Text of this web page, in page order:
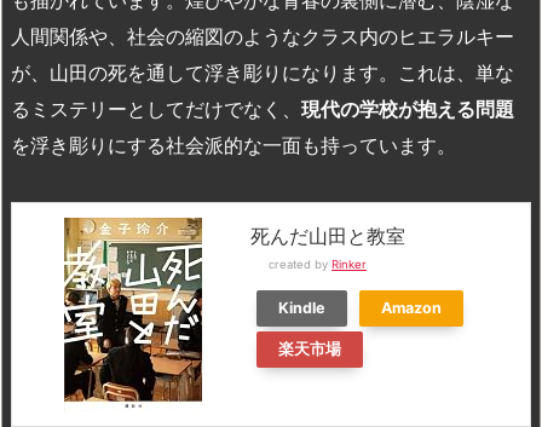
人間関係や、社会の縮図のようなクラス内のヒエラルキー
が、山田の死を通して浮き彫りになります。これは、単な
るミステリーとしてだけでなく、 現代の学校が抱える問題
を浮き彫りにする社会派的な一面も持っています。
死んだ山田と教室
created by Rinker
Kindle Amazon
楽天市場